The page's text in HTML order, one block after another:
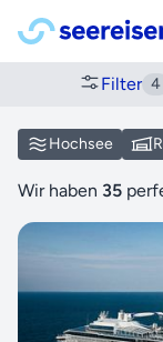
Filter 4
Hochsee
Wir haben 35